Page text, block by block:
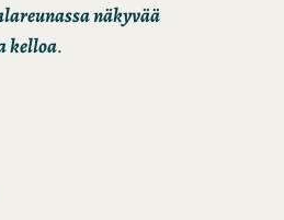
näkyvää
kelloa.